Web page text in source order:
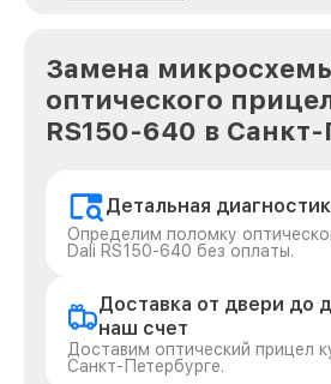
Замена
оптического
RS150-640 в
Детальная
Определим поломку
Dali RS150-640 без оплаты.
Доставка от двери до
наш счет
Доставим оптический прицел
Санкт-Петербурге.